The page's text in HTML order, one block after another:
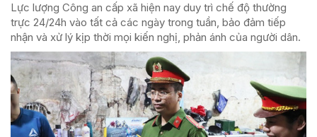
Lực lượng Công an cấp xã hiện nay duy trì chế độ thường
trực 24/24h vào tất cả các ngày trong tuần, bảo đảm tiếp
nhận và xử lý kịp thời mọi kiến nghị, phản ánh của người dân.